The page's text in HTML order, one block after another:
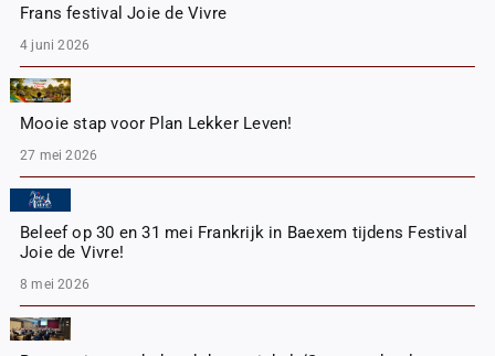
Frans festival Joie de Vivre
4 juni 2026
Mooie stap voor Plan Lekker Leven!
27 mei 2026
Beleef op 30 en 31 mei Frankrijk in Baexem tijdens Festival
Joie de Vivre!
8 mei 2026